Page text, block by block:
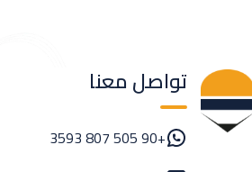
تواصل معنا
+90 505 807 3593